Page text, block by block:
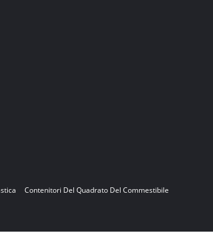
Contenitori Del Quadrato Del Commestibile